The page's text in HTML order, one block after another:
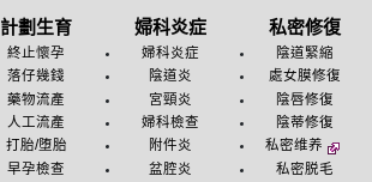
計劃生育
終止懷孕
落仔幾錢
藥物流產
人工流產
打胎/堕胎
早孕檢查
婦科炎症
婦科炎症
陰道炎
宮頸炎
婦科檢查
附件炎
盆腔炎
私密修復
陰道緊縮
處女膜修復
陰唇修復
陰蒂修復
私密维养
私密脱毛